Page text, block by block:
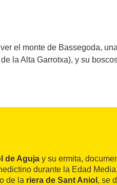
el monte de Bassegoda,
la Alta Garrotxa), y su
de Aguja y su ermita,
durante la Edad
de la riera de Sant Aniol , se